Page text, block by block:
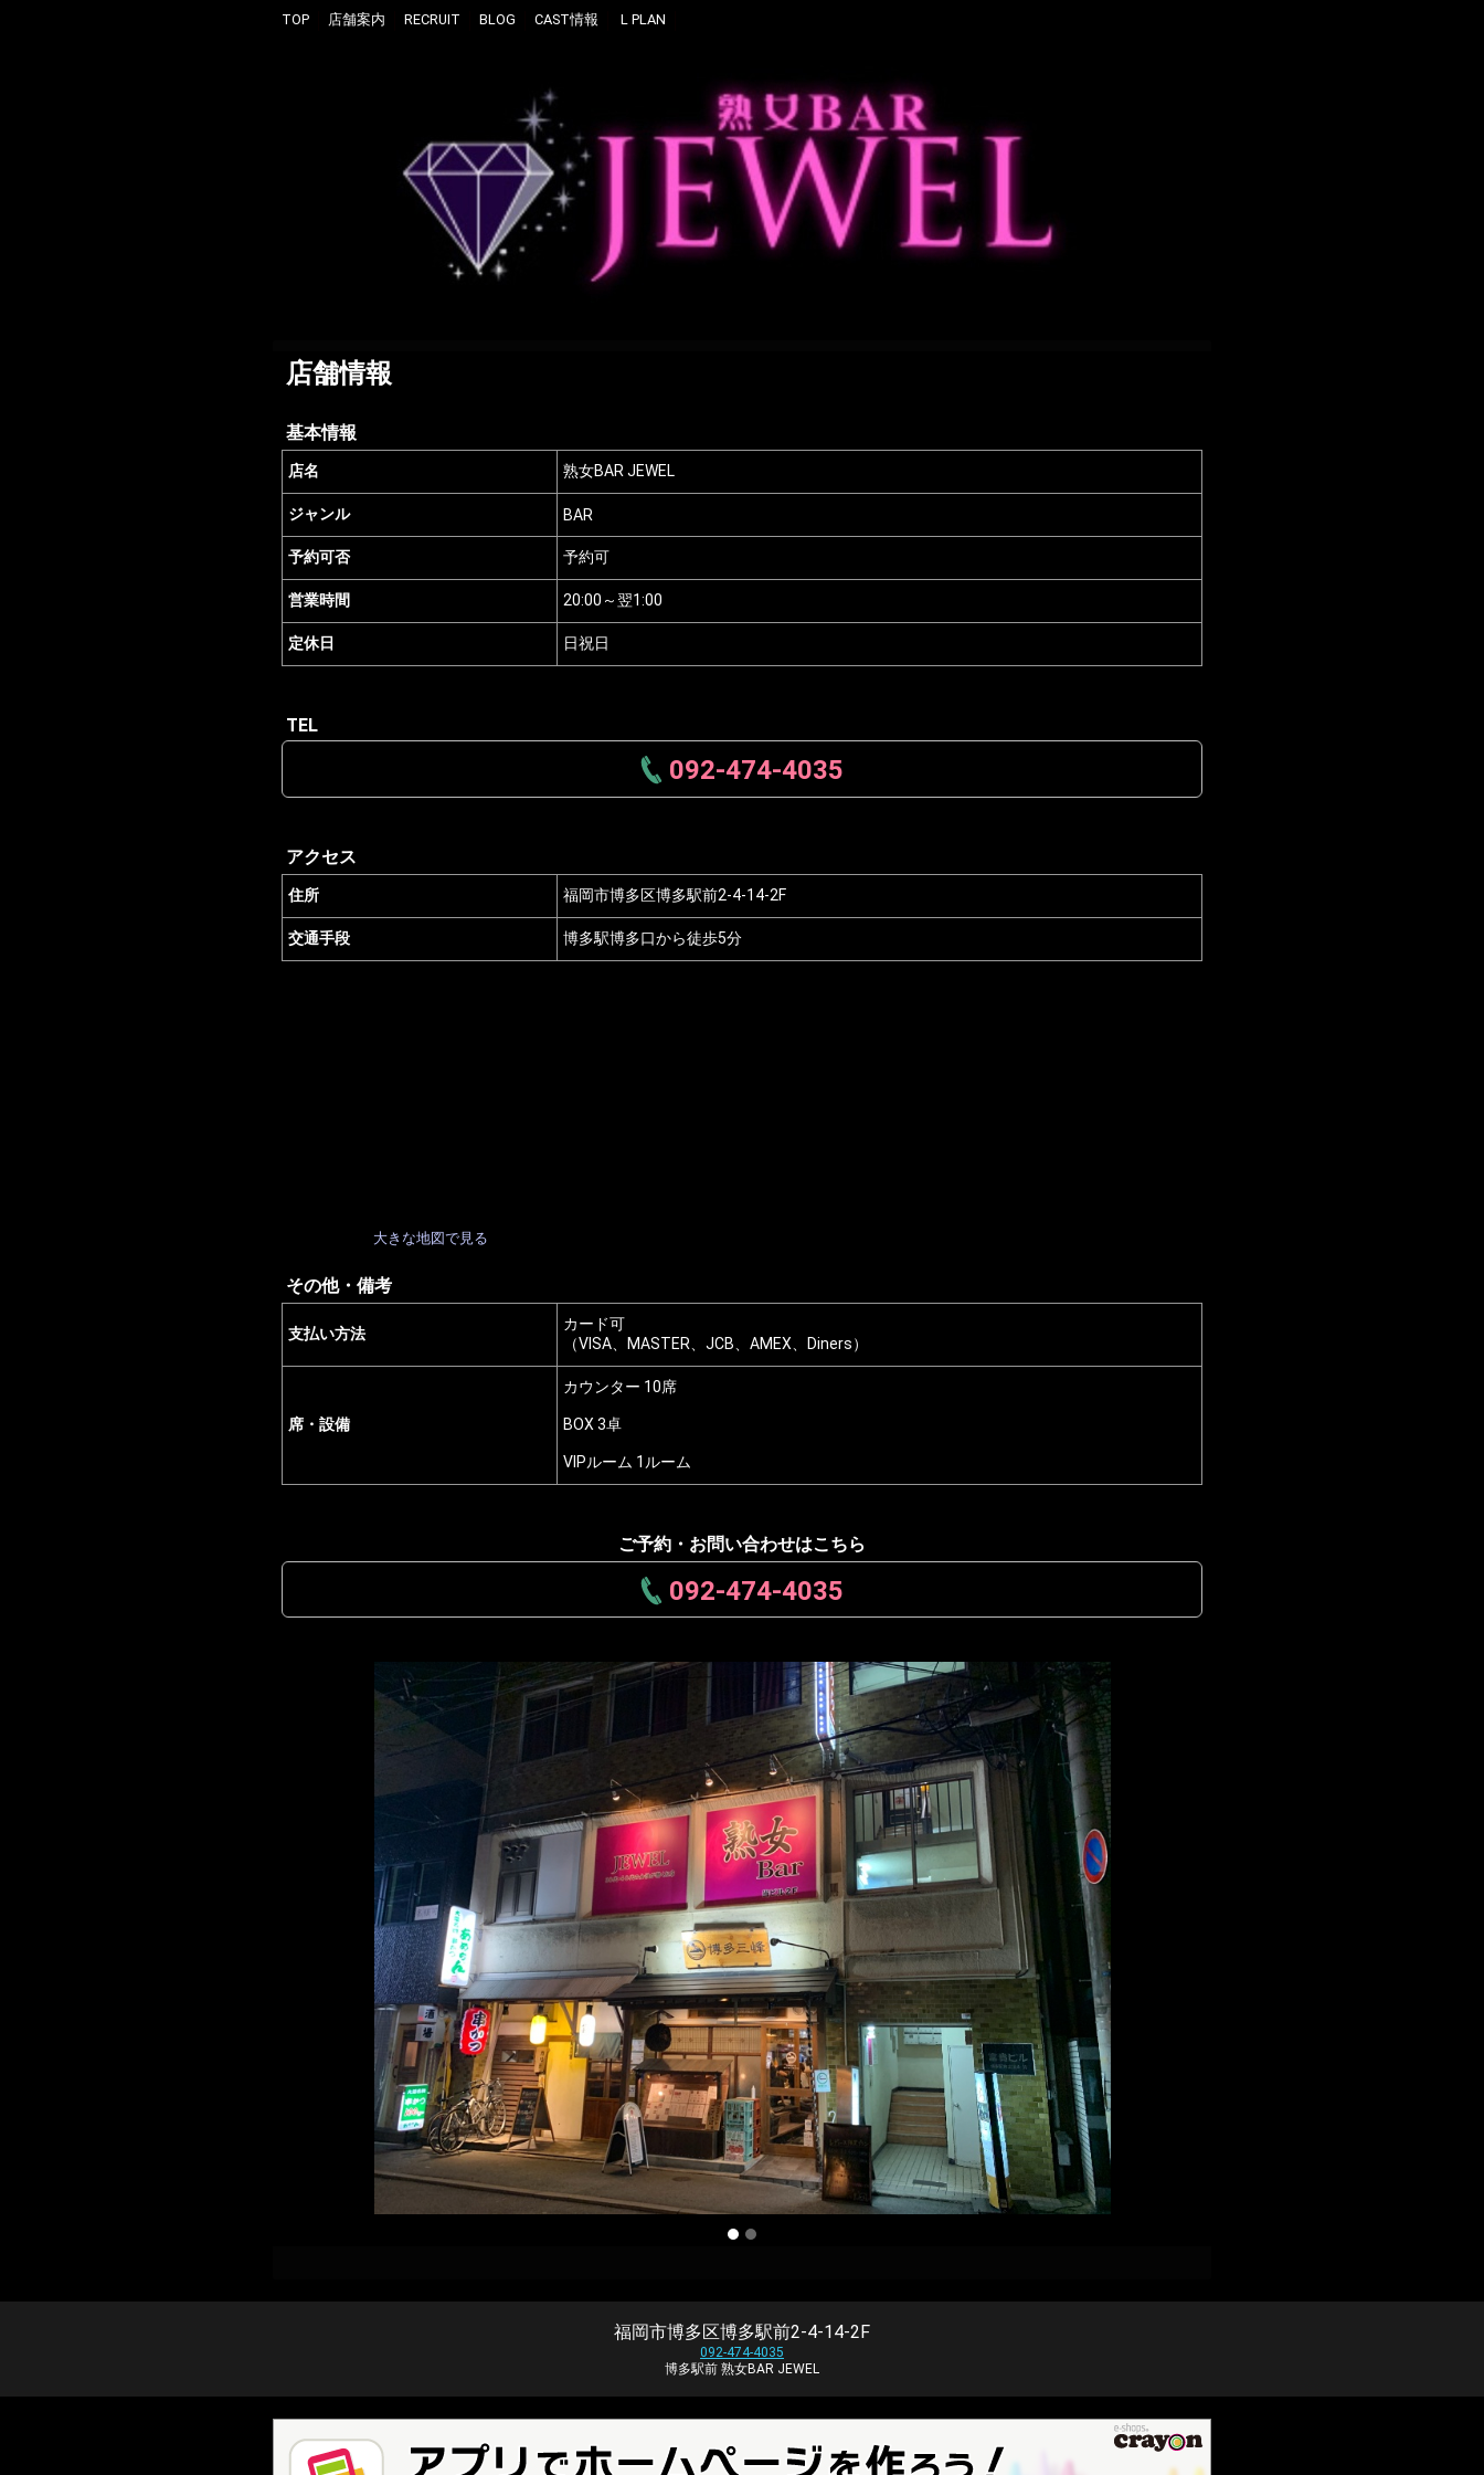
TOP 店舗案内 RECRUIT BLOG CAST情報 L PLAN
店舗情報
基本情報
店名 熟女BAR JEWEL
ジャンル BAR
予約可否 予約可
営業時間 20:00～翌1:00
定休日 日祝日
TEL
092-474-4035
アクセス
住所 福岡市博多区博多駅前2-4-14-2F
交通手段 博多駅博多口から徒歩5分
大きな地図で見る
その他・備考
支払い方法
カード可
（VISA、MASTER、JCB、AMEX、Diners）
席・設備
カウンター 10席
BOX 3卓
VIPルーム 1ルーム
ご予約・お問い合わせはこちら
092-474-4035
福岡市博多区博多駅前2-4-14-2F
092-474-4035
博多駅前 熟女BAR JEWEL